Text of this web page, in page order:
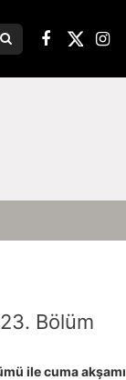
Bölüm
ile cuma akşamı